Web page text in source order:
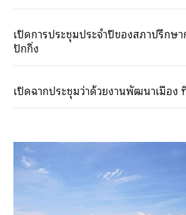
เปิดการประชุมประจำปีของสภาปรึกษ
ปักกิ่ง
เปิดฉากประชุมว่าด้วยงานพัฒนาเมือง